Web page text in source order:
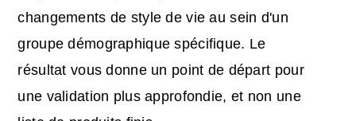
changements de style de vie au sein d'un
groupe démographique spécifique. Le
résultat vous donne un point de départ pour
une validation plus approfondie, et non une